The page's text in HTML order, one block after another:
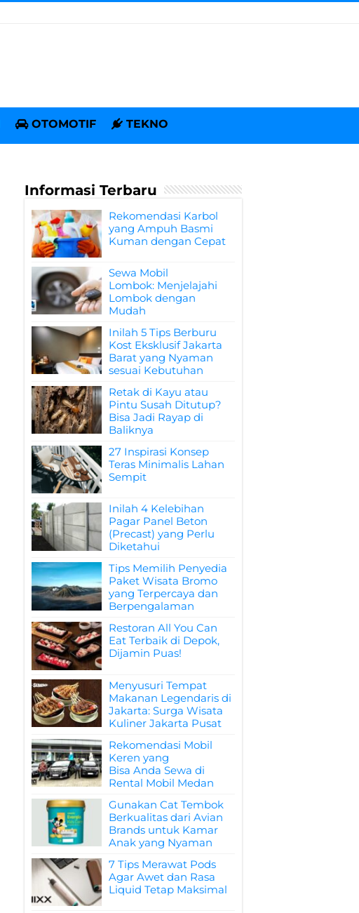
OTOMOTIF TEKNO
Informasi Terbaru
Rekomendasi Karbol
yang Ampuh Basmi
Kuman dengan Cepat
Sewa Mobil
Lombok: Menjelajahi
Lombok dengan
Mudah
Inilah 5 Tips Berburu
Kost Eksklusif Jakarta
Barat yang Nyaman
sesuai Kebutuhan
Retak di Kayu atau
Pintu Susah Ditutup?
Bisa Jadi Rayap di
Baliknya
27 Inspirasi Konsep
Teras Minimalis Lahan
Sempit
Inilah 4 Kelebihan
Pagar Panel Beton
(Precast) yang Perlu
Diketahui
Tips Memilih Penyedia
Paket Wisata Bromo
yang Terpercaya dan
Berpengalaman
Restoran All You Can
Eat Terbaik di Depok,
Dijamin Puas!
Menyusuri Tempat
Makanan Legendaris di
Jakarta: Surga Wisata
Kuliner Jakarta Pusat
Rekomendasi Mobil
Keren yang
Bisa Anda Sewa di
Rental Mobil Medan
Gunakan Cat Tembok
Berkualitas dari Avian
Brands untuk Kamar
Anak yang Nyaman
7 Tips Merawat Pods
Agar Awet dan Rasa
Liquid Tetap Maksimal